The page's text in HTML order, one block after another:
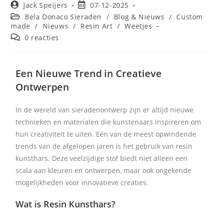
Jack Speijers
07-12-2025
Bela Donaco Sieraden
/ Blog & Nieuws / Custom
made
/ Nieuws / Resin Art / Weetjes
0 reacties
Een Nieuwe Trend in Creatieve
Ontwerpen
In de wereld van sieradenontwerp zijn er altijd nieuwe
technieken en materialen die kunstenaars inspireren om
hun creativiteit te uiten. Eén van de meest opwindende
trends van de afgelopen jaren is het gebruik van resin
kunsthars. Deze veelzijdige stof biedt niet alleen een
scala aan kleuren en ontwerpen, maar ook ongekende
mogelijkheden voor innovatieve creaties.
Wat is Resin Kunsthars?